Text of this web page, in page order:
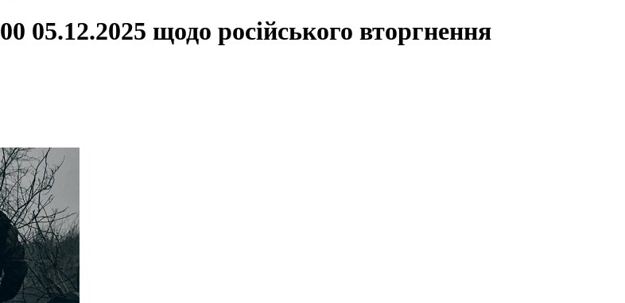
05.12.2025 щодо російського вторгнення